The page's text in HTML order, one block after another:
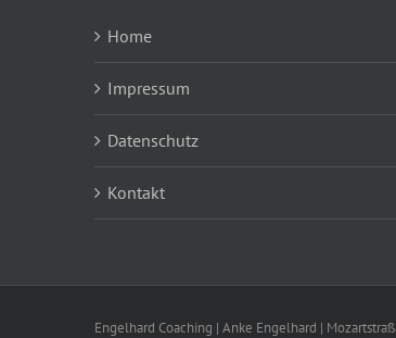
Home
Impressum
Datenschutz
Kontakt
Engelhard Coaching | Anke Engelhard |